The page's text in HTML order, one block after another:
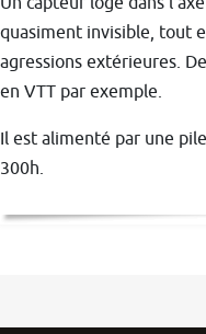
quasiment invisible, tout
agressions extérieures.
en VTT par exemple.
Il est alimenté par une
300h.